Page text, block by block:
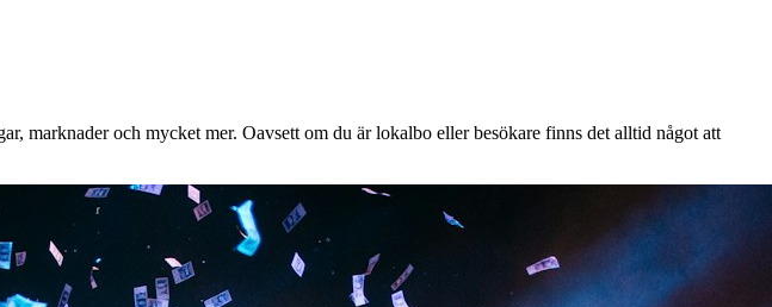
marknader och mycket mer. Oavsett om du är lokalbo eller besökare finns det alltid något att